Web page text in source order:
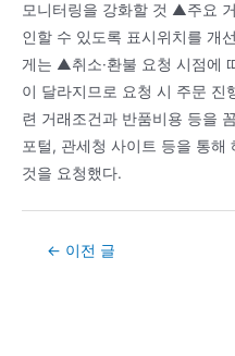
모니터링을 강화할 것 ▲주요
인할 수 있도록 표시위치를 개
게는 ▲취소·환불 요청 시점에
이 달라지므로 요청 시 주문
련 거래조건과 반품비용 등을
포털, 관세청 사이트 등을 통해
것을 요청했다.
Post← 이전 글